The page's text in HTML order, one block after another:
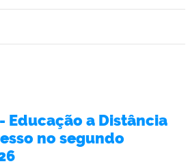
Educação a Distância
no segundo